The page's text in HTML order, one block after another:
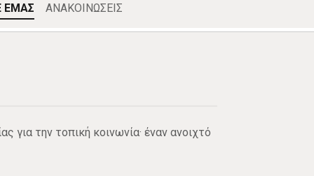
ΕΜΑΣ ΑΝΑΚΟΙΝΩΣΕΙΣ
για την τοπική κοινωνία· έναν ανοιχτό